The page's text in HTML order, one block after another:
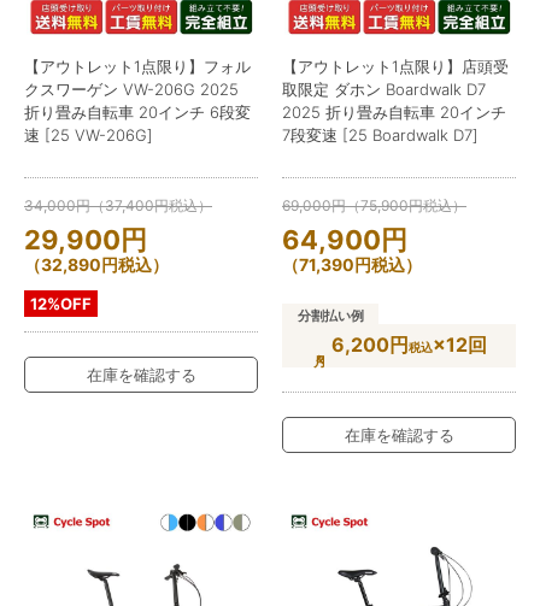
【アウトレット1点限り】フォル
クスワーゲン VW-206G 2025
折り畳み自転車 20インチ 6段変
速 [25 VW-206G]
34,000円（37,400円税込）
29,900円
（32,890円税込）
12%OFF
在庫を確認する
【アウトレット1点限り】店頭受
取限定 ダホン Boardwalk D7
2025 折り畳み自転車 20インチ
7段変速 [25 Boardwalk D7]
69,000円（75,900円税込）
64,900円
（71,390円税込）
分割払い例
6,200円税込×12回
在庫を確認する